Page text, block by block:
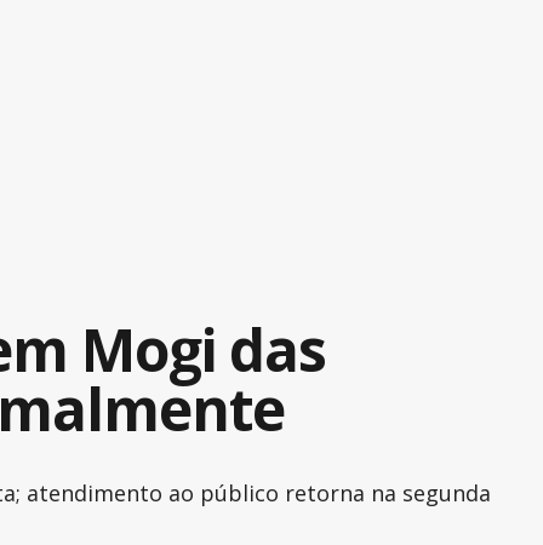
Mogi das
atendimento ao público retorna na segunda